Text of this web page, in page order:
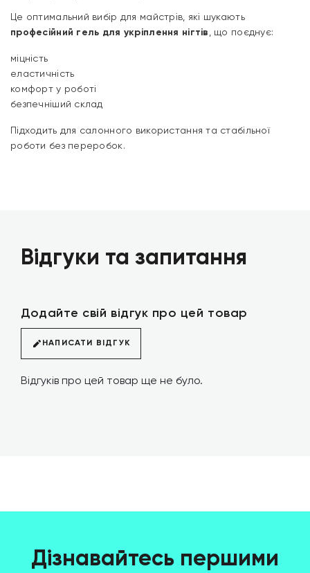
Це оптимальний вибір для майстрів, які шукають
професійний гель для укріплення нігтів
, що поєднує:
міцність
еластичність
комфорт у роботі
безпечніший склад
Підходить для салонного використання та стабільної
роботи без переробок.
Відгуки та запитання
Додайте свій відгук про цей товар
НАПИСАТИ ВІДГУК
Відгуків про цей товар ще не було.
Дізнавайтесь першими